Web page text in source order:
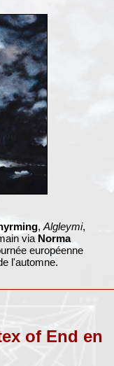
, Algleymi,
via Norma
européenne
l'automne.
of End en